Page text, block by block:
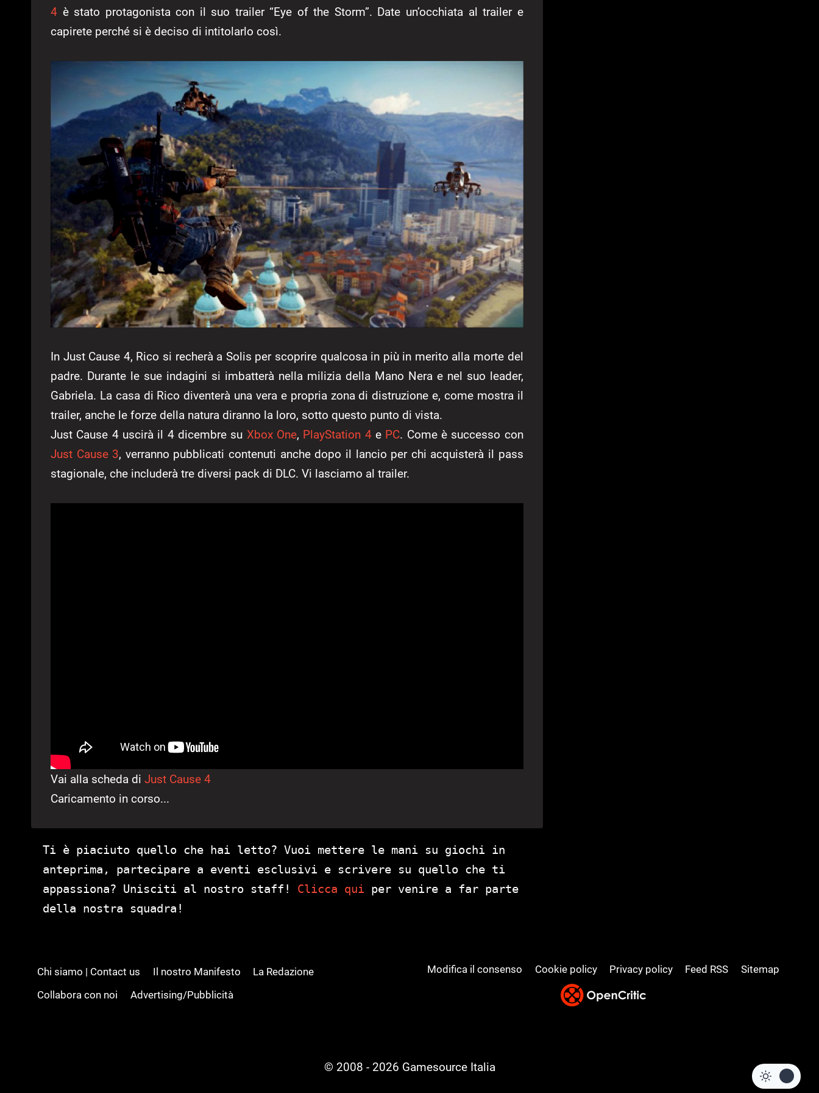
4 è stato protagonista con il suo trailer “Eye of the Storm”. Date un’occhiata al trailer e
capirete perché si è deciso di intitolarlo così.
In Just Cause 4, Rico si recherà a Solis per scoprire qualcosa in più in merito alla morte del
padre. Durante le sue indagini si imbatterà nella milizia della Mano Nera e nel suo leader,
Gabriela. La casa di Rico diventerà una vera e propria zona di distruzione e, come mostra il
trailer, anche le forze della natura diranno la loro, sotto questo punto di vista.
Just Cause 4 uscirà il 4 dicembre su Xbox One, PlayStation 4e PC. Come è successo con
Just Cause 3, verranno pubblicati contenuti anche dopo il lancio per chi acquisterà il pass
stagionale, che includerà tre diversi pack di DLC. Vi lasciamo al trailer.
Vai alla scheda di Just Cause 4
Caricamento in corso...
Ti è piaciuto quello che hai letto? Vuoi mettere le mani su giochi in
anteprima, partecipare a eventi esclusivi e scrivere su quello che ti
appassiona? Unisciti al nostro staff! Clicca qui per venire a far parte
della nostra squadra!
Chi siamo | Contact us Il nostro Manifesto
La Redazione
Collabora con noi
Advertising/Pubblicità
Modifica il consenso Cookie policy Privacy policy Feed RSS Sitemap
© 2008 - 2026 Gamesource Italia